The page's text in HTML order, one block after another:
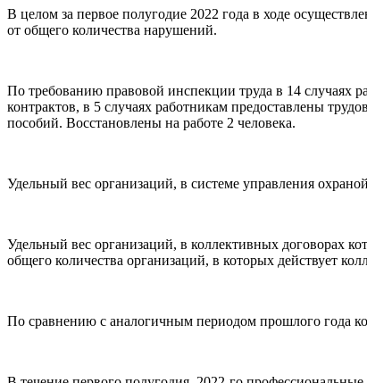
В целом за первое полугодие 2022 года в ходе
от общего количества нарушений.
По требованию правовой инспекции труда в 14 случаях
контрактов, в 5 случаях работникам предоставлены
пособий. Восстановлены на работе 2 человека.
Удельный вес организаций, в системе управления
Удельный вес организаций, в коллективных договорах
общего количества организаций, в которых действует
По сравнению с аналогичным периодом прошлого года